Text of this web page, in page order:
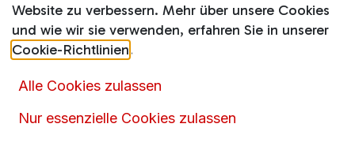
74,90€ inkl. MwSt.109,99€
Website zu verbessern. Mehr über unsere Cookies
und wie wir sie verwenden, erfahren Sie in unserer
Cookie-Richtlinien.
Alle Cookies zulassen
Nur essenzielle Cookies zulassen